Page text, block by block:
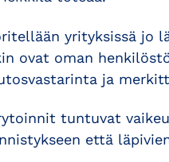
yrityksissä jo
ovat oman
ja
tuntuvat
että